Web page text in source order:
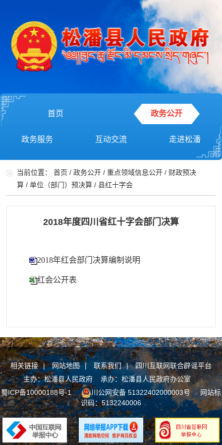
首页 政务公开
政务服务 互动交流 走进松潘
当前位置：首页 /政务公开 /重点领域信息公开 / 财政预决
算 /单位（部门）预决算 /县红十字会
2018年度四川省红十字会部门决算
2018年红会部门决算编制说明
红会公开表
相关链接 | 网站地图 | 联系我们 |
四川互联网联合辟谣平台
主办：松潘县人民政府 承办：松潘县人民政府办公室
蜀ICP备10000188号-1
川公网安备 51322402000003号网站标
识码：5132240006